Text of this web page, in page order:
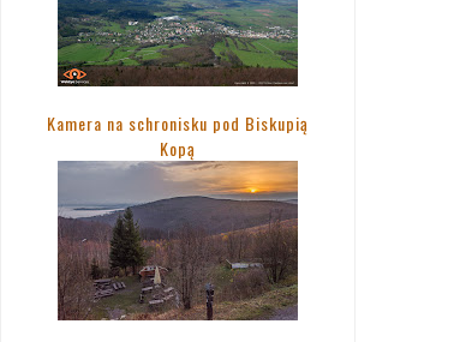
Kamera na schronisku pod Biskupią
Kopą